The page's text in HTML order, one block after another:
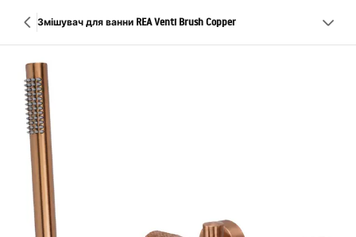
Змішувач для ванни REA Venti Brush Copper